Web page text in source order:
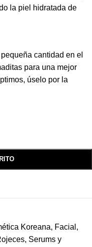
la piel hidratada de
cantidad en el
para una mejor
úselo por la
Koreana, Facial ,
, Serums y